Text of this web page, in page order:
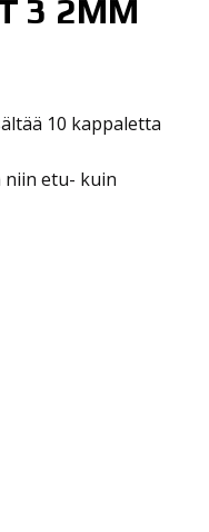
3 2MM
10 kappaletta
niin etu- kuin